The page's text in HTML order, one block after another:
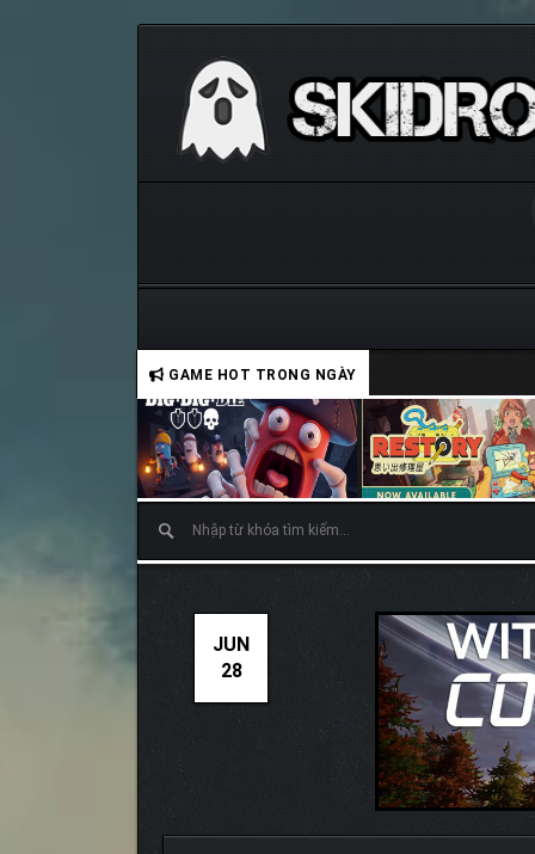
GAME HOT TRONG NGÀY
JUN
28